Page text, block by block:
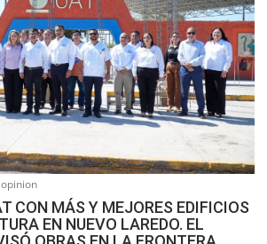
CON MÁS Y MEJORES EDIFICIOS
EN NUEVO LAREDO. EL